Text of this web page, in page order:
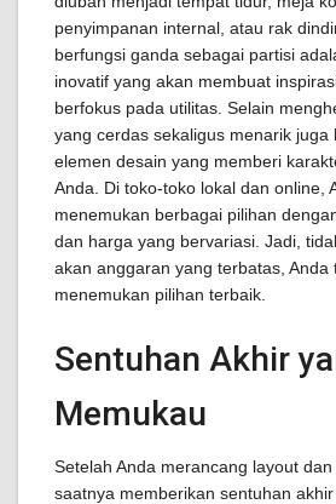
penyimpanan internal, atau rak
berfungsi ganda sebagai partisi
inovatif yang akan membuat
berfokus pada utilitas. Selain
yang cerdas sekaligus menarik juga
elemen desain yang memberi
Anda. Di toko-toko lokal dan online,
menemukan berbagai pilihan
dan harga yang bervariasi. Jadi,
akan anggaran yang terbatas, Anda
menemukan pilihan terbaik.
Sentuhan Akhir
Memukau
Setelah Anda merancang layout dan
saatnya memberikan sentuhan